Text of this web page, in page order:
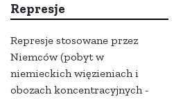
Represje
Represje stosowane przez
Niemców (pobyt w
niemieckich więzieniach i
obozach koncentracyjnych -